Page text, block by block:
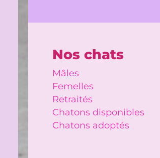
Nos chats
Mâles
Femelles
Retraités
Chatons disponibles
Chatons adoptés